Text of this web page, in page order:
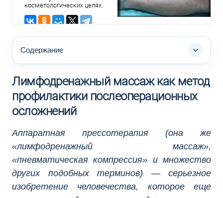
осложнений
косметологических целях.
используют аппаратный
продвинутый метод
после операций, который
домашних условиях.
Содержание
Лимфодренажный массаж как метод
профилактики послеоперационных
осложнений
Аппаратная прессотерапия (она же
«лимфодренажный массаж»,
«пневматическая компрессия» и множество
других подобных терминов) — серьезное
изобретение человечества, которое еще